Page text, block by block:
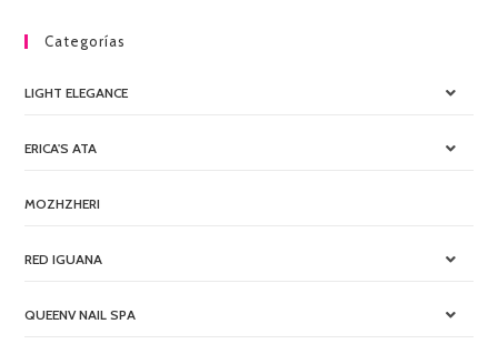
Categorías
LIGHT ELEGANCE
ERICA'S ATA
MOZHZHERI
RED IGUANA
QUEENV NAIL SPA